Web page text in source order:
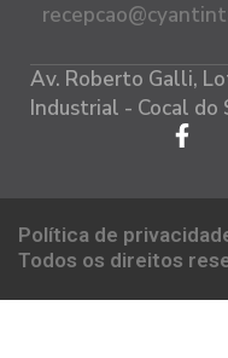
Av. Roberto Galli,
Industrial - Cocal do
Política de
Todos os direitos